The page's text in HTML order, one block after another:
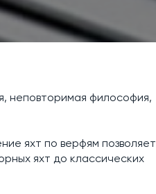
неповторимая философия,
яхт по верфям позволяет
яхт до классических